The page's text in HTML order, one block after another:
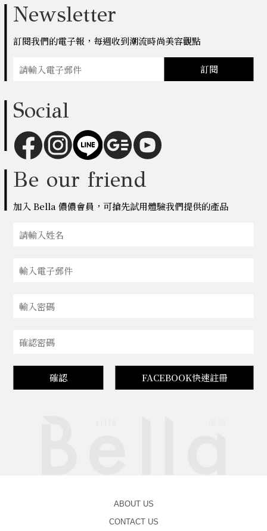
Newsletter
訂閱我們的電子報，每週收到潮流時尚美容觀點
訂閱
Social
Be our friend
加入 Bella 儂儂會員，可搶先試用體驗我們提供的產品
確認 FACEBOOK快速註冊
ABOUT US
CONTACT US